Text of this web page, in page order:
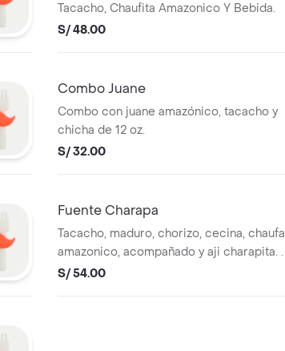
Tacacho, Chaufita Amazonico Y Bebida.
S/ 48.00
Combo Juane
Combo con juane amazónico, tacacho y
chicha de 12 oz.
S/ 32.00
Fuente Charapa
Tacacho, maduro, chorizo, cecina, chaufa
amazonico, acompañado y aji charapita. .
S/ 54.00